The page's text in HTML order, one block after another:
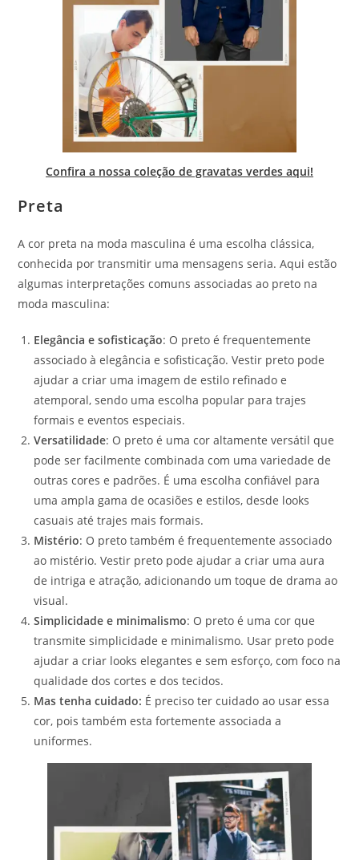
Confira a nossa coleção de gravatas verdes aqui!
Preta
A cor preta na moda masculina é uma escolha clássica,
conhecida por transmitir uma mensagens seria. Aqui estão
algumas interpretações comuns associadas ao preto na
moda masculina:
Elegância e sofisticação: O preto é frequentemente
associado à elegância e sofisticação. Vestir preto pode
ajudar a criar uma imagem de estilo refinado e
atemporal, sendo uma escolha popular para trajes
formais e eventos especiais.
Versatilidade: O preto é uma cor altamente versátil que
pode ser facilmente combinada com uma variedade de
outras cores e padrões. É uma escolha confiável para
uma ampla gama de ocasiões e estilos, desde looks
casuais até trajes mais formais.
Mistério: O preto também é frequentemente associado
ao mistério. Vestir preto pode ajudar a criar uma aura
de intriga e atração, adicionando um toque de drama ao
visual.
Simplicidade e minimalismo: O preto é uma cor que
transmite simplicidade e minimalismo. Usar preto pode
ajudar a criar looks elegantes e sem esforço, com foco na
qualidade dos cortes e dos tecidos.
Mas tenha cuidado: É preciso ter cuidado ao usar essa
cor, pois também esta fortemente associada a
uniformes.